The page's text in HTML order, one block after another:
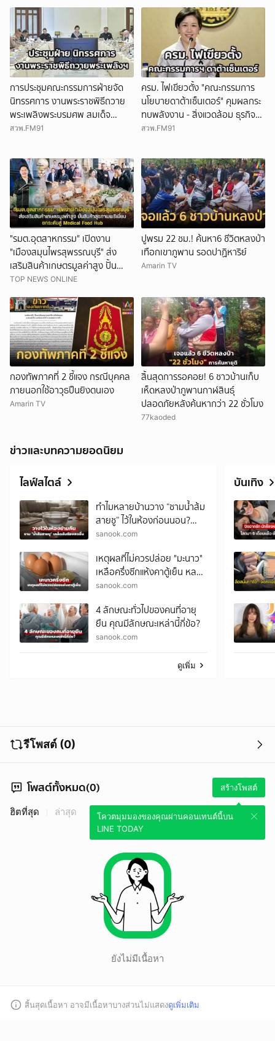
การประชุมคณะกรรมการฝ่ายจัด
นิทรรศการ งานพระราชพิธีถวาย
พระเพลิงพระบรมศพ สมเด็จ
พระนางเจ้าสิริกิติ์ พระบรม
หลวง
สวพ.FM91
ครม. ไฟเขียวตั้ง "คณะกรรมการ
นโยบายดาต้าเซ็นเตอร์" คุมผลกระ
ทบพลังงาน - สิ่งแวดล้อม ธุรกิจ
ต้องเกิดประโยชน์ต่อประเทศแท้จริง
สวพ.FM91
"รมต.อุตสาหกรรม" เปิดงาน
"เมืองสมุนไพรสุพรรณบุรี" ส่ง
เสริมสินค้าเกษตรมูลค่าสูง ปั้น
สินค้าสุขภาพพรีเมี่ยม ยกระดับสู่
TOP NEWS ONLINE
ปูพรม 22 ชม.! ค้นหา6 ชีวิตหลงป่า
เทือกเขาภูพาน รอดปาฏิหาริย์
Amarin TV
กองทัพภาคที่ 2 ชี้แจง กรณีบุคคล
ภายนอกใช้อาวุธปืนยิงตนเอง
Amarin TV
สิ้นสุดการรอคอย! 6 ชาวบ้านเก็บ
เห็ดหลงป่าภูพานกาฬสินธุ์
ปลอดภัยหลังค้นหากว่า 22 ชั่วโมง
77kaoded
ข่าวและบทความยอดนิยม
ไลฟ์สไตล์
ทำไมหลายบ้านวาง “ชามน้ำส้ม
สายชู” ไว้ในห้องก่อนนอน?
เคล็ดลับราคาประหยัด ตื่นมา
sanook.com
เหตุผลที่ไม่ควรปล่อย "มะนาว"
เหลือครึ่งซีกแห้งคาตู้เย็น หลาย
คนพลาดไม่รู้ตัว
sanook.com
4 ลักษณะทั่วไปของคนที่อายุ
ยืน คุณมีลักษณะเหล่านี้กี่ข้อ?
sanook.com
ดูเพิ่ม
บันเทิง
รีโพสต์ (0)
โพสต์ทั้งหมด(0) สร้างโพสต์
โควตมุมมองของคุณผ่านคอนเทนต์นี้บน
LINE TODAY
ฮิตที่สุด ล่าสุด
ยังไม่มีเนื้อหา
สิ้นสุดเนื้อหา อาจมีเนื้อหาบางส่วนไม่แสดงดูเพิ่มเติม